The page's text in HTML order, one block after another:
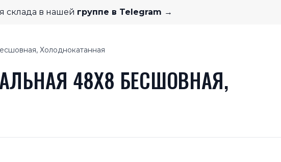
склада в нашей группе в Telegram →
Холоднокатанная
48X8 БЕСШОВНАЯ,